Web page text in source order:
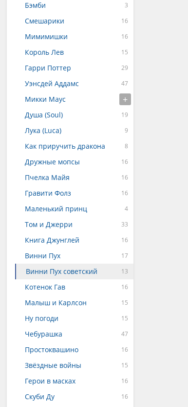
Бэмби
Смешарики
Мимимишки
Король Лев
Гарри Поттер
Уэнсдей Аддамс
Микки Маус
Душа (Soul)
Лука (Luca)
Как приручить дракона
Дружные мопсы
Пчелка Майя
Гравити Фолз
Маленький принц
Том и Джерри
Книга Джунглей
Винни Пух
Винни Пух советский
Котенок Гав
Малыш и Карлсон
Ну погоди
Чебурашка
Простоквашино
Звёздные войны
Герои в масках
Скуби Ду